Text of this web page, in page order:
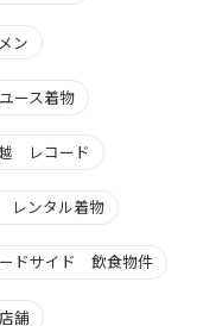
ン
ース着物
レコード
レンタル着物
ドサイド 飲食物件
舗